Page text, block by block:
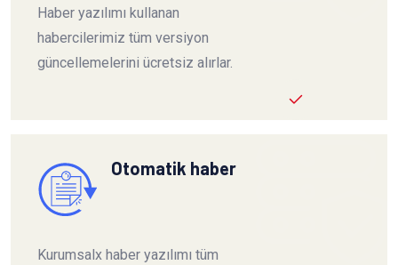
Haber yazılımı kullanan
habercilerimiz tüm versiyon
güncellemelerini ücretsiz alırlar.
Otomatik haber
Kurumsalx haber yazılımı tüm